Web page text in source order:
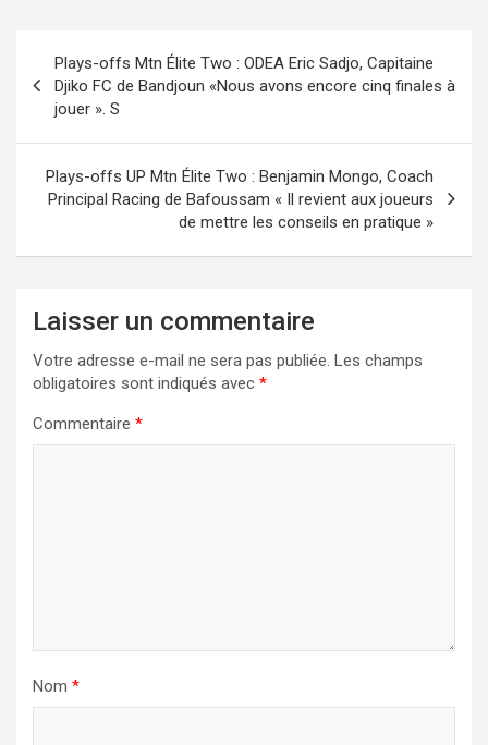
de
l’article
Plays-offs Mtn Élite Two : ODEA Eric Sadjo, Capitaine
Djiko FC de Bandjoun «Nous avons encore cinq finales à
jouer ». S
Plays-offs UP Mtn Élite Two : Benjamin Mongo, Coach
Principal Racing de Bafoussam « Il revient aux joueurs
de mettre les conseils en pratique »
Laisser un commentaire
Votre adresse e-mail ne sera pas publiée. Les champs
obligatoires sont indiqués avec *
Commentaire *
Nom *